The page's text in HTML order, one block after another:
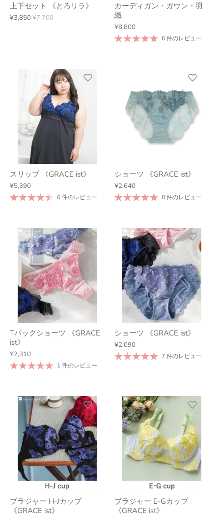
上下セット 《とろリラ》
¥3,850 ¥7,700
カーディガン・ガウン・羽
織
¥8,800
6 件のレビュー
スリップ 《GRACE ist》
¥5,390
6 件のレビュー
ショーツ 《GRACE ist》
¥2,640
8 件のレビュー
Tバックショーツ 《GRACE
ist》
¥2,310
1 件のレビュー
ショーツ 《GRACE ist》
¥2,090
7 件のレビュー
ブラジャー H-Jカップ
《GRACE ist》
ブラジャー E-Gカップ
《GRACE ist》